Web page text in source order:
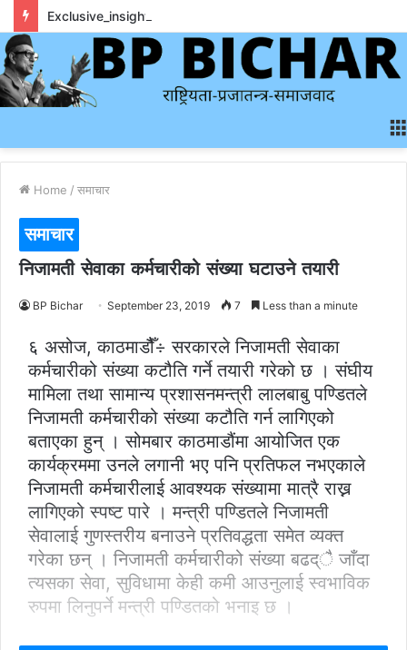
Home / समाचार
समाचार
निजामती सेवाका कर्मचारीको संख्या घटाउने तयारी
BP Bichar September 23, 2019 7 Less than a minute
६ असोज, काठमाडौैँ÷ सरकारले निजामती सेवाका
कर्मचारीको संख्या कटौति गर्ने तयारी गरेको छ । संघीय
मामिला तथा सामान्य प्रशासनमन्त्री लालबाबु पण्डितले
निजामती कर्मचारीको संख्या कटौति गर्न लागिएको
बताएका हुन् । सोमबार काठमाडौंमा आयोजित एक
कार्यक्रममा उनले लगानी भए पनि प्रतिफल नभएकाले
निजामती कर्मचारीलाई आवश्यक संख्यामा मात्रै राख्न
लागिएको स्पष्ट पारे । मन्त्री पण्डितले निजामती
सेवालाई गुणस्तरीय बनाउने प्रतिवद्धता समेत व्यक्त
गरेका छन् । निजामती कर्मचारीको संख्या बढद्ै जाँदा
त्यसका सेवा, सुविधामा केही कमी आउनुलाई स्वभाविक
रुपमा लिनुपर्ने मन्त्री पण्डितको भनाइ छ ।